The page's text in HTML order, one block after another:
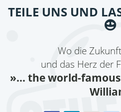
TEILE UNS UND
Wo die
und das Herz der
»... the world-